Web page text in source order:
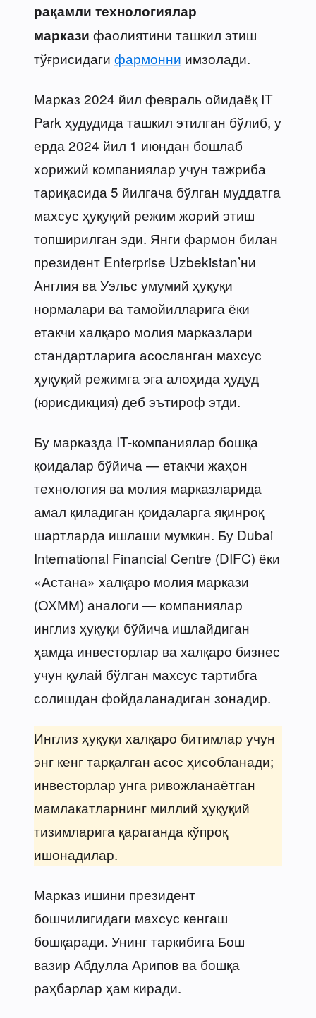
рақамли технологиялар
маркази фаолиятини ташкил этиш
тўғрисидаги фармонни имзолади.
Марказ 2024 йил февраль ойидаёқ IT
Park ҳудудида ташкил этилган бўлиб, у
ерда 2024 йил 1 июндан бошлаб
хорижий компаниялар учун тажриба
тариқасида 5 йилгача бўлган муддатга
махсус ҳуқуқий режим жорий этиш
топширилган эди. Янги фармон билан
президент Enterprise Uzbekistan’ни
Англия ва Уэльс умумий ҳуқуқи
нормалари ва тамойилларига ёки
етакчи халқаро молия марказлари
стандартларига асосланган махсус
ҳуқуқий режимга эга алоҳида ҳудуд
(юрисдикция) деб эътироф этди.
Бу марказда IT-компаниялар бошқа
қоидалар бўйича — етакчи жаҳон
технология ва молия марказларида
амал қиладиган қоидаларга яқинроқ
шартларда ишлаши мумкин. Бу Dubai
International Financial Centre (DIFC) ёки
«Астана» халқаро молия маркази
(ОХММ) аналоги — компаниялар
инглиз ҳуқуқи бўйича ишлайдиган
ҳамда инвесторлар ва халқаро бизнес
учун қулай бўлган махсус тартибга
солишдан фойдаланадиган зонадир.
Инглиз ҳуқуқи халқаро битимлар учун
энг кенг тарқалган асос ҳисобланади;
инвесторлар унга ривожланаётган
мамлакатларнинг миллий ҳуқуқий
тизимларига қараганда кўпроқ
ишонадилар.
Марказ ишини президент
бошчилигидаги махсус кенгаш
бошқаради. Унинг таркибига Бош
вазир Абдулла Арипов ва бошқа
раҳбарлар ҳам киради.